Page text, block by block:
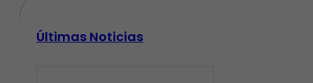
Últimas Noticias